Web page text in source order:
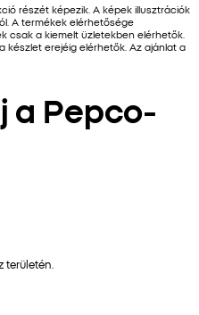
részét képezik. A képek illusztrációk
A termékek elérhetősége
csak a kiemelt üzletekben elérhetők.
készlet erejéig elérhetők. Az ajánlat a
a Pepco-
területén.